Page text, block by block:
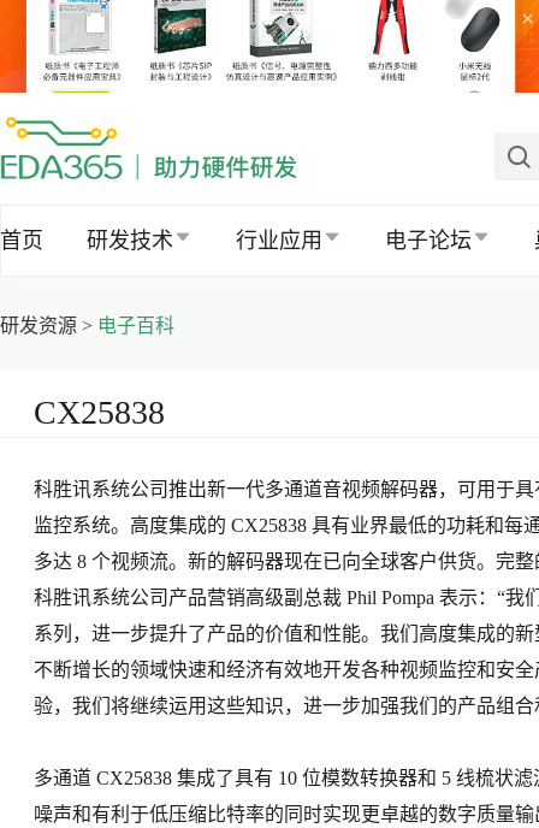
×
首页 研发技术 行业应用 电子论坛
研发资源 > 电子百科
CX25838
科胜讯系统公司推出新一代多通道音视频解码器，可用于
监控系统。高度集成的 CX25838 具有业界最低的功耗和
多达 8 个视频流。新的解码器现在已向全球客户供货。完
科胜讯系统公司产品营销高级副总裁 Phil Pompa 表示：“
系列，进一步提升了产品的价值和性能。我们高度集成的
不断增长的领域快速和经济有效地开发各种视频监控和安
验，我们将继续运用这些知识，进一步加强我们的产品组合
多通道 CX25838 集成了具有 10 位模数转换器和 5 线梳状
噪声和有利于低压缩比特率的同时实现更卓越的数字质量